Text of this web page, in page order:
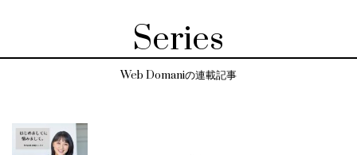
Series
Web Domaniの連載記事